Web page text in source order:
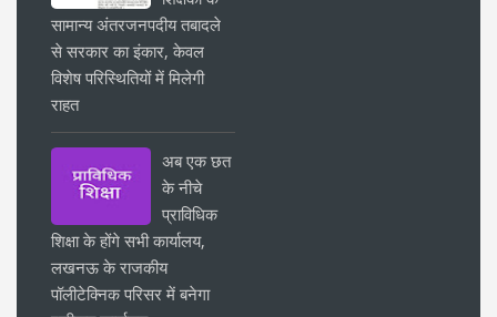
सामान्य अंतरजनपदीय तबादले
से सरकार का इंकार, केवल
विशेष परिस्थितियों में मिलेगी
राहत
अब एक छत
के नीचे
प्राविधिक
शिक्षा के होंगे सभी कार्यालय,
लखनऊ के राजकीय
पॉलीटेक्निक परिसर में बनेगा